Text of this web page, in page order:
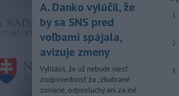
júla 2026 herečka a dlhoročná
členka Slovenského komorného
divadla (SKD) v Martine Helena
Sudická.
10:15 - Národná diaľničná
spoločnosť (NDS) ukončila výmenu
mostného záveru na ľavej strane
mosta Lanfranconi, ktorý je súčasťou
bratislavskej diaľnice D2.
A. Danko vylúčil, že
by sa SNS pred
voľbami spájala,
avizuje zmeny
Vyhlásil, že už nebude niesť
zodpovednosť za „zbabrané
zonácie, odposluchy ani za iné
1
2
3